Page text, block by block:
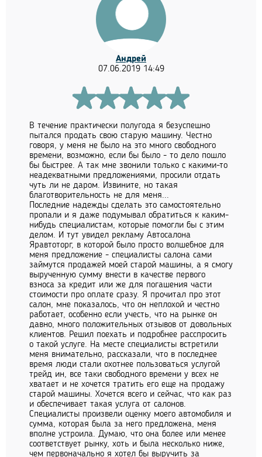
Андрей
07.06.2019 14:49
В течение практически полугода я безуспешно
пытался продать свою старую машину. Честно
говоря, у меня не было на это много свободного
времени, возможно, если бы было - то дело пошло
бы быстрее. А так мне звонили только с какими-то
неадекватными предложениями, просили отдать
чуть ли не даром. Извините, но такая
благотворительность не для меня...
Последние надежды сделать это самостоятельно
пропали и я даже подумывал обратиться к каким-
нибудь специалистам, которые помогли бы с этим
делом. И тут увидел рекламу Автосалона
Яравтоторг, в которой было просто волшебное для
меня предложение - специалисты салона сами
займутся продажей моей старой машины, а я смогу
вырученную сумму внести в качестве первого
взноса за кредит или же для погашения части
стоимости про оплате сразу. Я прочитал про этот
салон, мне показалось, что он неплохой и честно
работает, особенно если учесть, что на рынке он
давно, много положительных отзывов от довольных
клиентов. Решил поехать и подробнее расспросить
о такой услуге. На месте специалисты встретили
меня внимательно, рассказали, что в последнее
время люди стали охотнее пользоваться услугой
трейд ин, все таки свободного времени у всех не
хватает и не хочется тратить его еще на продажу
старой машины. Хочется всего и сейчас, что как раз
и обеспечивает такая услуга от салонов.
Специалисты произвели оценку моего автомобиля и
сумма, которая была за него предложена, меня
вполне устроила. Думаю, что она более или менее
соответствует рынку, хоть и была несколько ниже,
чем первоначально я хотел бы выручить за